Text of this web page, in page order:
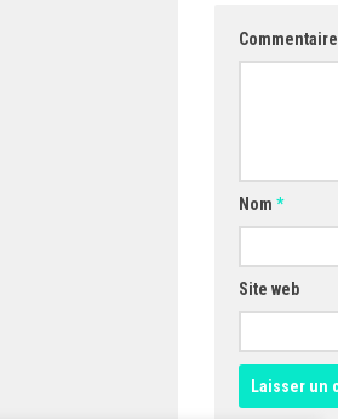
Commentaire
Nom *
Site web